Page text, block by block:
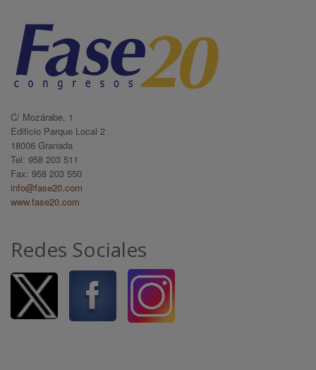
C/ Mozárabe, 1
Edificio Parque Local 2
18006 Granada
Tel: 958 203 511
Fax: 958 203 550
info@fase20.com
www.fase20.com
Redes Sociales